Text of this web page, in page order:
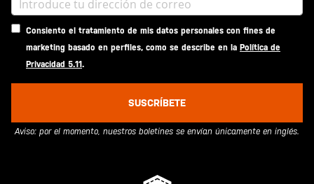
Consiento el tratamiento de mis datos personales con fines de
marketing basado en perfiles, como se describe en la Política de
Privacidad 5.11.
SUSCRÍBETE
Aviso: por el momento, nuestros boletines se envían únicamente en inglés.